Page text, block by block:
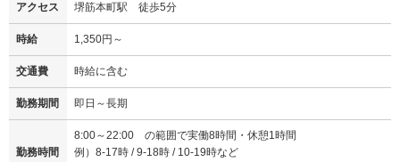
アクセス 堺筋本町駅 徒歩5分
時給 1,350円～
交通費 時給に含む
勤務期間 即日～長期
勤務時間
8:00～22:00 の範囲で実働8時間・休憩1時間
例）8-17時 / 9-18時 / 10-19時など